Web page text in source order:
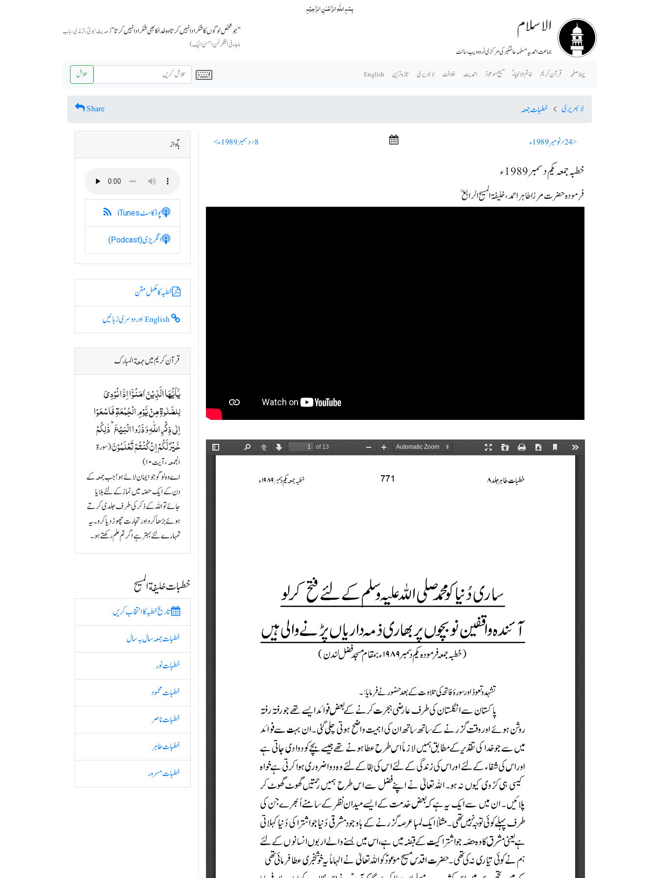
بِسۡمِ اللّٰہِ الرَّحۡمٰنِ الرَّحِیۡمِ
الاسلام
جماعت احمدیہ مسلمہ عالمگیر کی مرکزی اُردو ویب سائٹ
’’جو شخص لوگوں کا شکر ادا نہیں کرتا وہ خدا کا بھی شکر ادا نہیں کرتا‘‘(حدیث نبویؐ، ترمذی، باب
ماجاء فی الشکر لمن احسن الیک)
پہلا صفحہ قرآن کریم خاتم الانبیاء ؐ مسیح موعودؑ احمدیت خلافت لائبریری تازہ ترین English تلاش
لائبریری خطبات جمعہ Share
< 24؍ نومبر 1989ء 8؍ دسمبر 1989ء >
خطبہ جمعہ یکم دسمبر 1989ء
فرمودہ حضرت مرزا طاہر احمد، خلیفۃ المسیح الرابعؒ
بآواز
پوڈکاسٹiTunes
انگریزی(Podcast)
خطبہ کا مکمل متن
English اور دوسری زبانیں
قرآن کریم میں جمعة المبارک
یٰۤاَیُّہَا الَّذِیۡنَ اٰمَنُوۡۤا اِذَا نُوۡدِیَ
لِلصَّلٰوۃِ مِنۡ یَّوۡمِ الۡجُمُعَۃِ فَاسۡعَوۡا
اِلٰی ذِکۡرِ اللّٰہِ وَ ذَرُوا الۡبَیۡعَ ؕ ذٰلِکُمۡ
خَیۡرٌ لَّکُمۡ اِنۡ کُنۡتُمۡ تَعۡلَمُوۡنَ(سورة
الجمعہ، آیت ۱۰)
اے وہ لوگو جو ایمان لائے ہو! جب جمعہ کے
دن کے ایک حصّہ میں نماز کے لئے بلایا
جائے تو اللہ کے ذکر کی طرف جلدی کرتے
ہوئے بڑھا کرو اور تجارت چھوڑ دیا کرو۔ یہ
تمہارے لئے بہتر ہے اگر تم علم رکھتے ہو۔
خطبات خلیفة المسیح
تاریخ خطبہ کا انتخاب کریں
خطبات جمعہ سال بہ سال
خطبات نور
خطبات محمود
خطبات ناصر
خطبات طاہر
خطبات مسرور